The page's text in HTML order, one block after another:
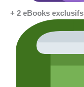
+ 2 eBooks exclusifs